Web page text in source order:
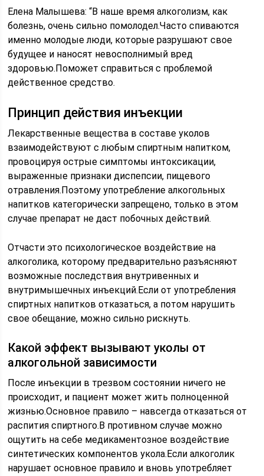
Елена Малышева: “В наше время алкоголизм, как
болезнь, очень сильно помолодел.Часто спиваются
именно молодые люди, которые разрушают свое
будущее и наносят невосполнимый вред
здоровью.Поможет справиться с проблемой
действенное средство.
Принцип действия инъекции
Лекарственные вещества в составе уколов
взаимодействуют с любым спиртным напитком,
провоцируя острые симптомы интоксикации,
выраженные признаки диспепсии, пищевого
отравления.Поэтому употребление алкогольных
напитков категорически запрещено, только в этом
случае препарат не даст побочных действий.
Отчасти это психологическое воздействие на
алкоголика, которому предварительно разъясняют
возможные последствия внутривенных и
внутримышечных инъекций.Если от употребления
спиртных напитков отказаться, а потом нарушить
свое обещание, можно сильно рискнуть.
Какой эффект вызывают уколы от
алкогольной зависимости
После инъекции в трезвом состоянии ничего не
происходит, и пациент может жить полноценной
жизнью.Основное правило – навсегда отказаться от
распития спиртного.В противном случае можно
ощутить на себе медикаментозное воздействие
синтетических компонентов укола.Если алкоголик
нарушает основное правило и вновь употребляет